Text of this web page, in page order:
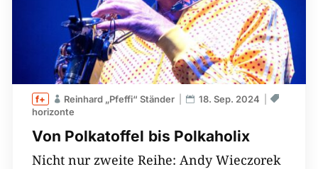
Von Polkatoffel bis Polkaholix
Reinhard „Pfeffi“ Ständer
18. Sep. 2024
horizonte
Nicht nur zweite Reihe: Andy Wieczorek